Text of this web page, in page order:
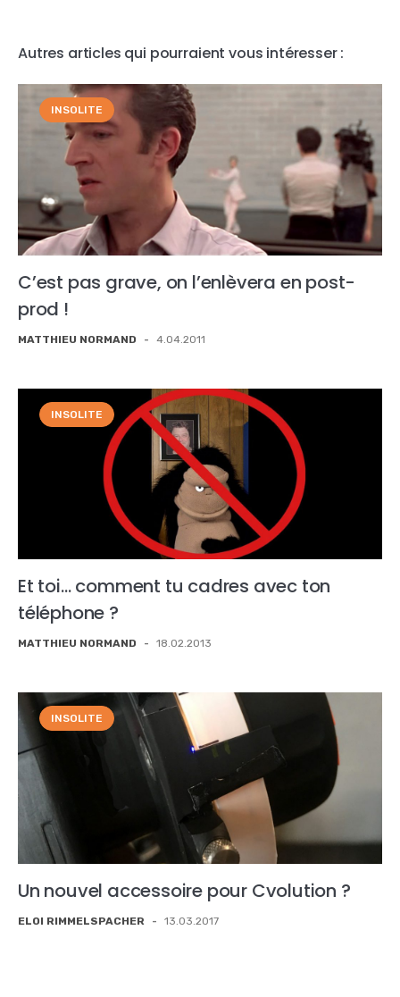
Autres articles qui pourraient vous intéresser :
INSOLITE
C’est pas grave, on l’enlèvera en post-
prod !
MATTHIEU NORMAND - 4.04.2011
INSOLITE
Et toi… comment tu cadres avec ton
téléphone ?
MATTHIEU NORMAND - 18.02.2013
INSOLITE
Un nouvel accessoire pour Cvolution ?
ELOI RIMMELSPACHER - 13.03.2017